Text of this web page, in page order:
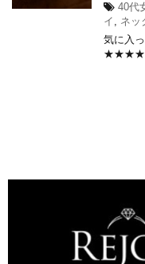
40代
イ , ネッ
気に入
★★★★★